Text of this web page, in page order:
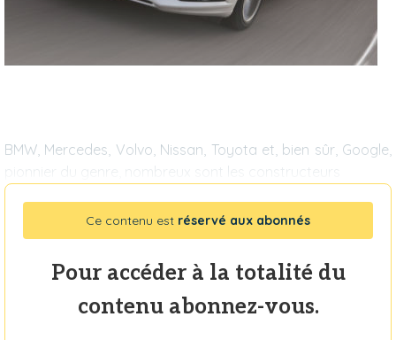
BMW, Mercedes, Volvo, Nissan, Toyota et, bien sûr, Google,
Ce contenu est réservé aux abonnés
Pour accéder à la totalité du
contenu abonnez-vous.